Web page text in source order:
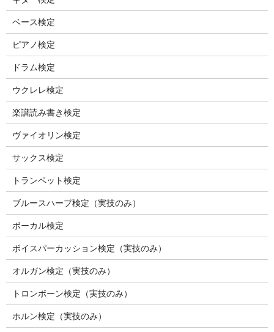
ベース検定
ピアノ検定
ドラム検定
ウクレレ検定
楽譜読み書き検定
ヴァイオリン検定
サックス検定
トランペット検定
ブルースハープ検定（実技のみ）
ボーカル検定
ボイスパーカッション検定（実技のみ）
オルガン検定（実技のみ）
トロンボーン検定（実技のみ）
ホルン検定（実技のみ）